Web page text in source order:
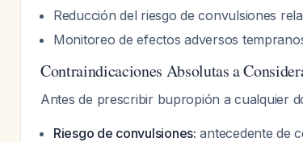
Reducción del riesgo de convulsiones
Monitoreo de efectos adversos
Contraindicaciones Absolutas a
Antes de prescribir bupropión a cualquier
Riesgo de convulsiones: antecedente de